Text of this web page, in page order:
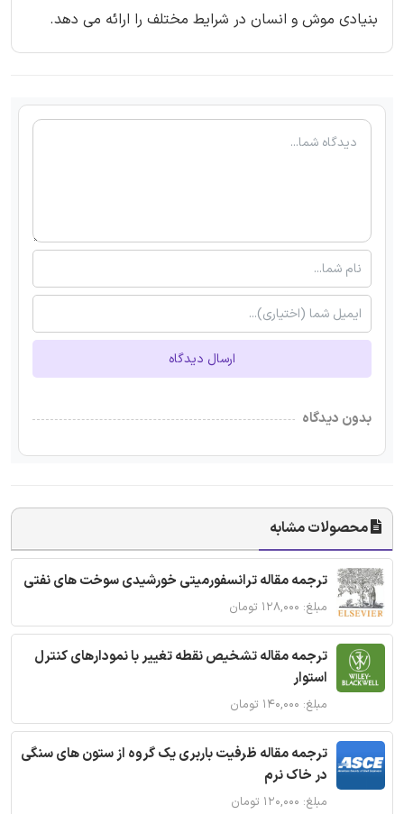
بنیادی موش و انسان در شرایط مختلف را ارائه می دهد.
ارسال دیدگاه
بدون دیدگاه
محصولات مشابه
ترجمه مقاله ترانسفورمیتی خورشیدی سوخت های نفتی
مبلغ: ۱۲۸,۰۰۰ تومان
ترجمه مقاله تشخیص نقطه تغییر با نمودارهای کنترل
استوار
مبلغ: ۱۴۰,۰۰۰ تومان
ترجمه مقاله ظرفیت باربری یک گروه از ستون های سنگی
در خاک نرم
مبلغ: ۱۲۰,۰۰۰ تومان